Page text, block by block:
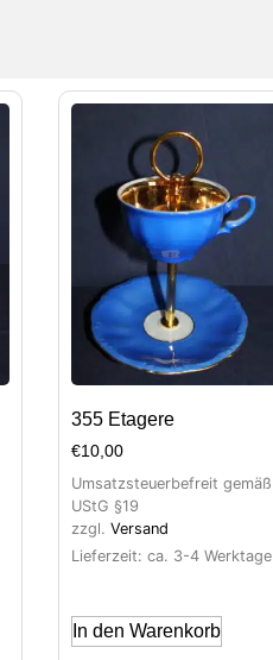
355 Etagere
€10,00
Umsatzsteuerbefreit gemäß
UStG §19
zzgl. Versand
Lieferzeit: ca. 3-4 Werktage
In den Warenkorb